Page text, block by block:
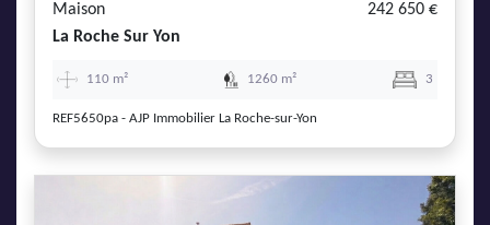
Maison
242 650 €
La Roche Sur Yon
110 m² 1260 m² 3
REF5650pa - AJP Immobilier La Roche-sur-Yon